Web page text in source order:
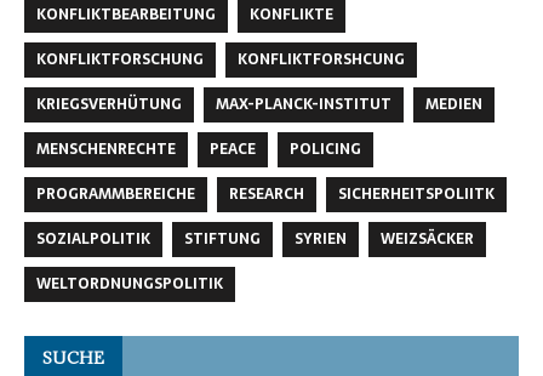
KONFLIKTBEARBEITUNG
KONFLIKTE
KONFLIKTFORSCHUNG
KONFLIKTFORSHCUNG
KRIEGSVERHÜTUNG
MAX-PLANCK-INSTITUT
MEDIEN
MENSCHENRECHTE
PEACE
POLICING
PROGRAMMBEREICHE
RESEARCH
SICHERHEITSPOLIITK
SOZIALPOLITIK
STIFTUNG SYRIEN
WEIZSÄCKER
WELTORDNUNGSPOLITIK
SUCHE